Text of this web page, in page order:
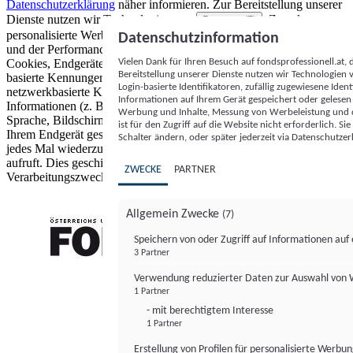
Datenschutzerklärung näher informieren. Zur Bereitstellung unserer
Dienste nutzen wir Technologien von
Partnern (5)
. Zwecke:
personalisierte Werbung und Inhalte, Messung von Werbeleistung
und der Performance von Inhalten sowie Zielgruppenforschung.
Cookies, Endgeräte- oder ähnliche Online-Kennungen (z. B. login-
basierte Kennungen, zufällig generierte Kennungen,
netzwerkbasierte Kennungen) können zusammen mit anderen
Informationen (z. B. Browsertyp und Browserinformationen,
Sprache, Bildschirmgröße, unterstützte Technologien usw.) auf
Ihrem Endgerät gespeichert oder von dort ausgelesen werden, um es
jedes Mal wiederzuerkennen, wenn es eine App oder einer Webseite
aufruft. Dies geschieht für einen oder mehrere der hier aufgeführten
Verarbeitungszwecke.
Datenschutzinformation
Vielen Dank für Ihren Besuch auf
Bereitstellung unserer Dienste nutzen wir Technologien
Login-basierte Identifikatoren, zufällig zugewiesene
Informationen auf Ihrem Gerät gespeichert oder
Werbung und Inhalte, Messung von Werbeleistung
ist für den Zugriff auf die Website nicht erforderlich.
Schalter ändern, oder später jederzeit via
ZWECKE PARTNER
Allgemein Zwecke (7)
Speichern von oder Zugriff auf Informationen auf
3 Partner
Verwendung reduzierter Daten zur Auswahl von
1 Partner
- mit berechtigtem Interesse
1 Partner
Erstellung von Profilen für personalisierte
FONDS professionell